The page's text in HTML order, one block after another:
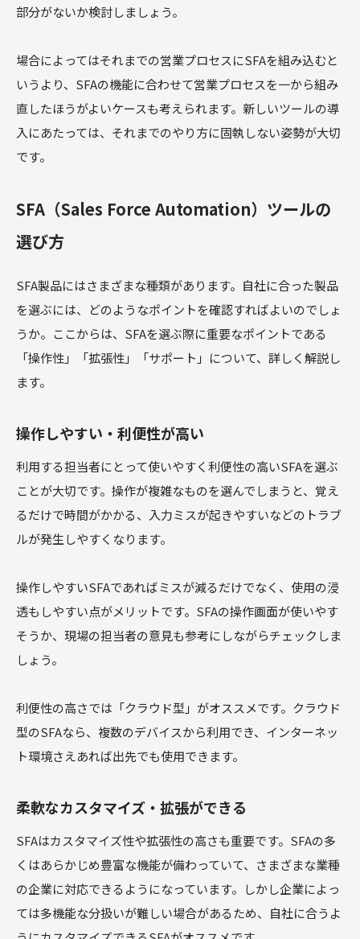
部分がないか検討しましょう。
場合によってはそれまでの営業プロセスにSFAを組み込むと
いうより、SFAの機能に合わせて営業プロセスを一から組み
直したほうがよいケースも考えられます。新しいツールの導
入にあたっては、それまでのやり方に固執しない姿勢が大切
です。
SFA（Sales Force Automation）ツールの
選び方
SFA製品にはさまざまな種類があります。自社に合った製品
を選ぶには、どのようなポイントを確認すればよいのでしょ
うか。ここからは、SFAを選ぶ際に重要なポイントである
「操作性」「拡張性」「サポート」について、詳しく解説し
ます。
操作しやすい・利便性が高い
利用する担当者にとって使いやすく利便性の高いSFAを選ぶ
ことが大切です。操作が複雑なものを選んでしまうと、覚え
るだけで時間がかかる、入力ミスが起きやすいなどのトラブ
ルが発生しやすくなります。
操作しやすいSFAであればミスが減るだけでなく、使用の浸
透もしやすい点がメリットです。SFAの操作画面が使いやす
そうか、現場の担当者の意見も参考にしながらチェックしま
しょう。
利便性の高さでは「クラウド型」がオススメです。クラウド
型のSFAなら、複数のデバイスから利用でき、インターネッ
ト環境さえあれば出先でも使用できます。
柔軟なカスタマイズ・拡張ができる
SFAはカスタマイズ性や拡張性の高さも重要です。SFAの多
くはあらかじめ豊富な機能が備わっていて、さまざまな業種
の企業に対応できるようになっています。しかし企業によっ
ては多機能な分扱いが難しい場合があるため、自社に合うよ